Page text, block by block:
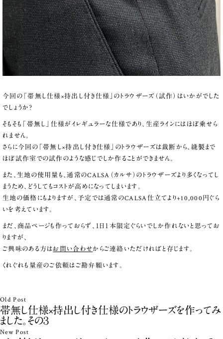
今回の「帯無し仕様×持出し付き仕様」のトラウザーズ（試作）はいかがでした
でしょうか？
そもそも「帯無し」仕様がイレギュラーな仕様であり、生産ラインにはほぼ乗せら
れません。
さらに今回の「帯無し×持出し付き仕様」のトラウザーズは裁断から、縫製まで
ほぼ試作室での試作のような感じでしか作ることができません。
また、生地の使用量も、通常のCALSA（カルサ）のトラウザーズより多くなってし
まうため、どうしてもコストが高めになってしまいます。
生地の価格にもよりますが、予定では通常のCALSA仕立てより+10,000円ぐら
いを考えています。
まだ、商品ページも作っておらず、１日１本限定ぐらいでしか作れないと思ってお
りますが、
ご興味のある方はお問い合わせからご連絡いただければと存じます。
くれぐれも量産のご依頼はご勘弁願います。
Old Post
帯無し仕様×持出し付き仕様のトラウザーズを作ってみ
ました。その３
New Post